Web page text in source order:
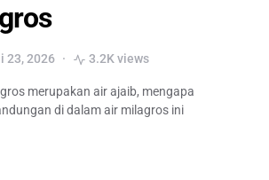
23, 2026 3.2K views
merupakan air ajaib, mengapa
di dalam air milagros ini